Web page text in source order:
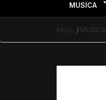
MUSICA
Inicio MUSICA